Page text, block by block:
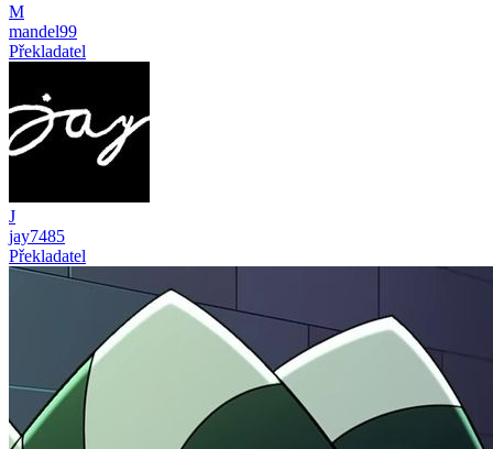
M
mandel99
Překladatel
J
jay7485
Překladatel